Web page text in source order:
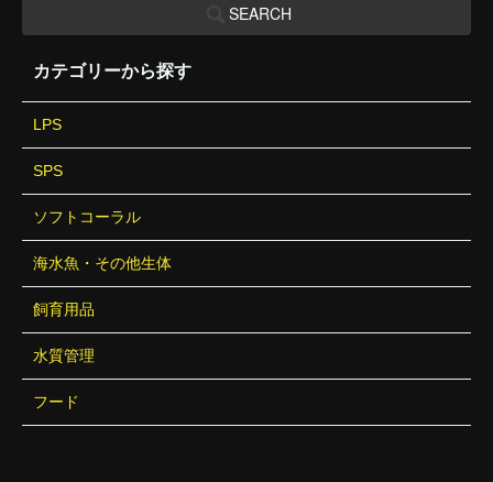
SEARCH
カテゴリーから探す
LPS
SPS
ソフトコーラル
海水魚・その他生体
飼育用品
水質管理
フード